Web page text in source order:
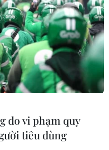
do vi phạm quy
tiêu dùng